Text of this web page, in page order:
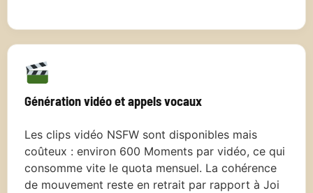
Génération vidéo et appels vocaux
Les clips vidéo NSFW sont disponibles mais
coûteux : environ 600 Moments par vidéo, ce qui
consomme vite le quota mensuel. La cohérence
de mouvement reste en retrait par rapport à Joi